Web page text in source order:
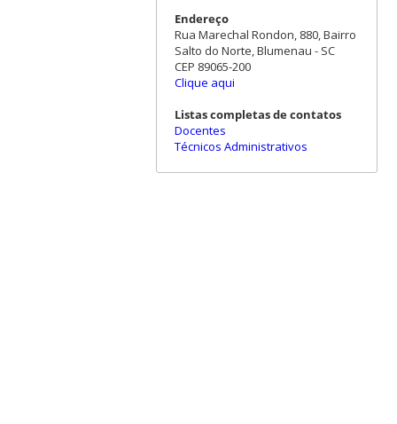
Endereço
Rua Marechal Rondon, 880, Bairro
Salto do Norte, Blumenau - SC
CEP 89065-200
Clique aqui
Listas completas de contatos
Docentes
Técnicos Administrativos